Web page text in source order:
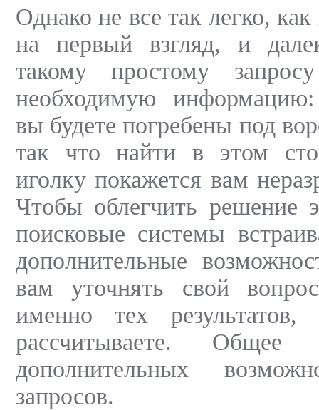
Однако не все так легко,
на первый взгляд, и
такому простому
необходимую
вы будете погребены под
так что найти в этом
иголку покажется вам
Чтобы облегчить решение
поисковые системы
дополнительные
вам уточнять свой
именно тех
рассчитываете. Общее
дополнительных
запросов.